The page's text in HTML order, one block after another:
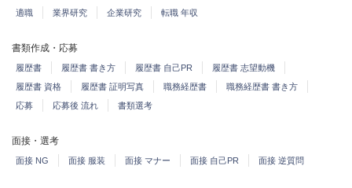
適職 業界研究 企業研究 転職 年収
書類作成・応募
履歴書 履歴書 書き方 履歴書 自己PR
履歴書 志望動機
履歴書 資格
履歴書 証明写真 職務経歴書
職務経歴書 書き方
応募
応募後 流れ 書類選考
面接・選考
面接 NG 面接 服装 面接 マナー 面接 自己PR 面接 逆質問